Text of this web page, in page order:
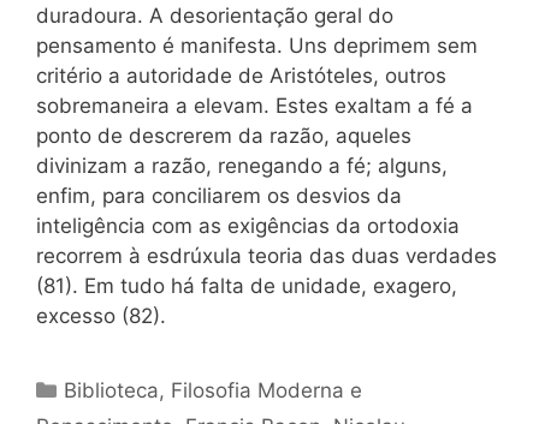
duradoura. A desorientação geral do
pensamento é manifesta. Uns deprimem sem
critério a autoridade de Aristóteles, outros
sobremaneira a elevam. Estes exaltam a fé a
ponto de descrerem da razão, aqueles
divinizam a razão, renegando a fé; alguns,
enfim, para conciliarem os desvios da
inteligência com as exigências da ortodoxia
recorrem à esdrúxula teoria das duas verdades
(81). Em tudo há falta de unidade, exagero,
excesso (82).
Categorias
Biblioteca, Filosofia Moderna e